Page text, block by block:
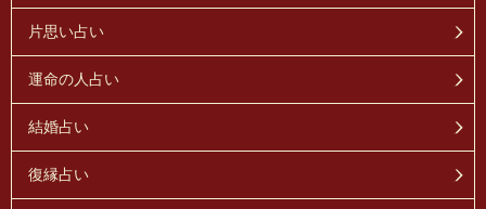
片思い占い
運命の人占い
結婚占い
復縁占い